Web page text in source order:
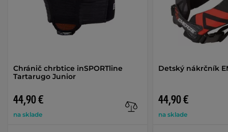
Chránič chrbtice inSPORTline
Tartarugo Junior
44,90 €
na sklade
Detský nákrčník
44,90 €
na sklade